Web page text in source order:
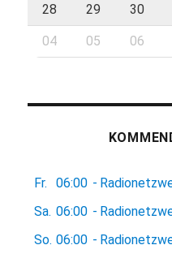
28 29 30
04 05 06
Fr. 06:00 -
Sa. 06:00 -
So. 06:00 -